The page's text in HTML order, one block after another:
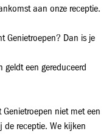
aan onze receptie.
Genietroepen? Dan is je
geldt een gereduceerd
niet met een
receptie. We kijken